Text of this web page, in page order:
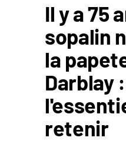
Il y a 75
sopalin
la
Darblay :
retenir